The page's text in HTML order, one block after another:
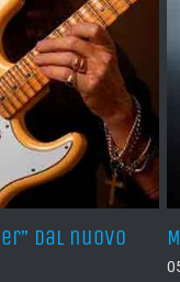
EP digitale